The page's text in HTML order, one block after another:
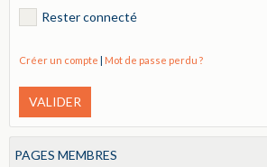
Rester connecté
Créer un compte | Mot de passe perdu ?
VALIDER
PAGES MEMBRES